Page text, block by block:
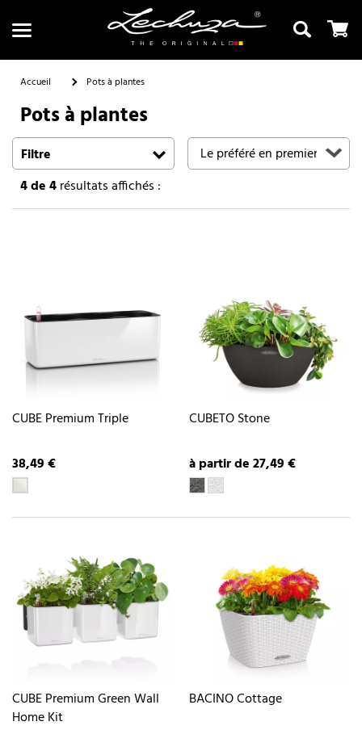
Recherche
Accueil Pots à plantes
Pots à plantes
Filtre
4de 4résultats affichés :
CUBE Premium Triple
38,49 €
CUBETO Stone
à partir de 27,49 €
CUBE Premium Green Wall
Home Kit
BACINO Cottage